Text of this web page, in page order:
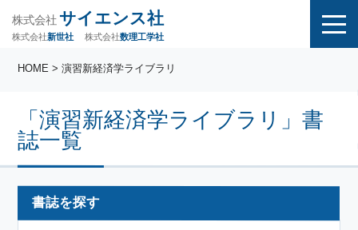
株式会社 サイエンス社
株式会社新世社 株式会社数理工学社
「演習新経済学ライブラリ」書
誌一覧
HOME > 演習新経済学ライブラリ
書誌を探す